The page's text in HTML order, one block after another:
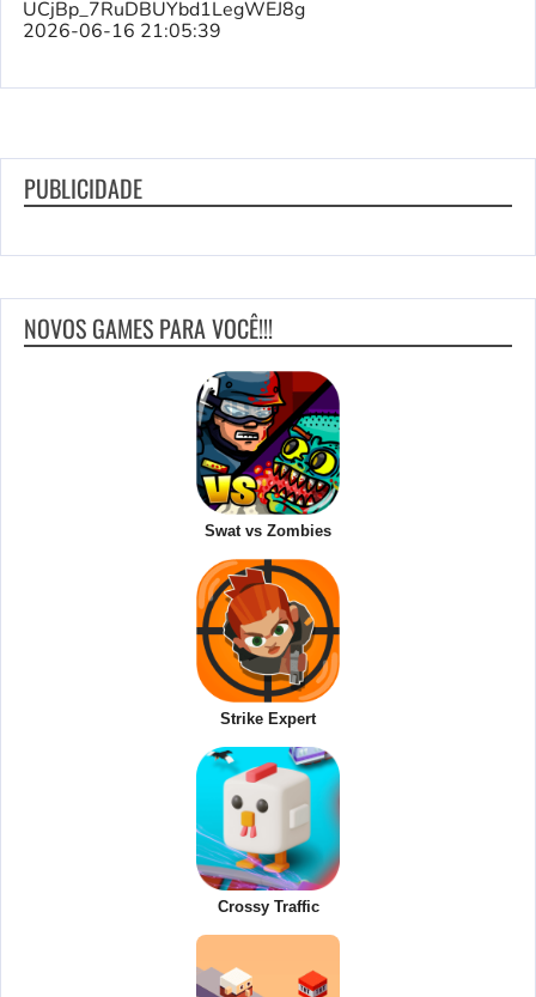
UCjBp_7RuDBUYbd1LegWEJ8g
2026-06-16 21:05:39
PUBLICIDADE
NOVOS GAMES PARA VOCÊ!!!
Swat vs Zombies
Strike Expert
Crossy Traffic